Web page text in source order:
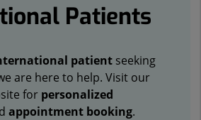
Patients
patient seeking
are here to help. Visit our
for personalized
appointment booking.